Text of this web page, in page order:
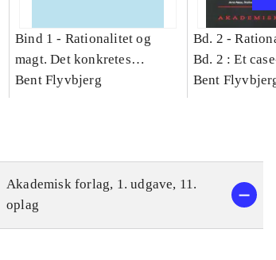
Bind 1 - Rationalitet og
magt. Det konkretes
videnskab. Bind 1
Bent Flyvbjerg
Bd. 2 -
Bd. 2 : Et
studie af
Bent
Akademisk forlag, 1. udgave, 11.
oplag